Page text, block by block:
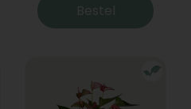
Bestel